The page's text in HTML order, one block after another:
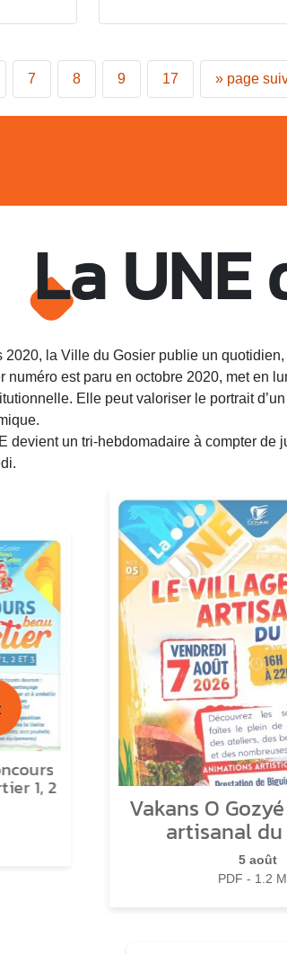
7 8 9 17 » page
La
2020, la Ville du Gosier publie un
numéro est paru en octobre 2020, met en
Elle peut valoriser le portrait
devient un tri-hebdomadaire à compter de
1, 2
Vakans O
artisanal du
5 août
PDF - 1.2